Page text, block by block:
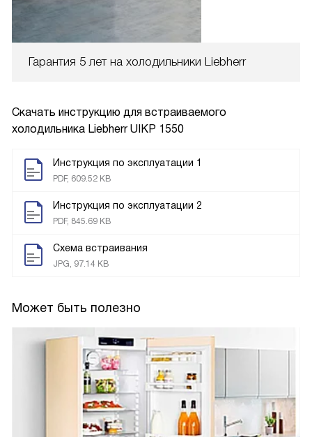
Гарантия 5 лет на холодильники Liebherr
Скачать инструкцию для встраиваемого
холодильника Liebherr UIKP 1550
Инструкция по эксплуатации 1
PDF, 609.52 KB
Инструкция по эксплуатации 2
PDF, 845.69 KB
Схема встраивания
JPG, 97.14 KB
Может быть полезно